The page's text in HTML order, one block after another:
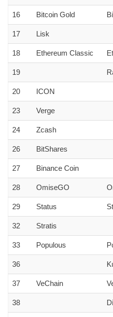
16 Bitcoin Gold
17 Lisk
18 Ethereum Classic
19
20 ICON
23 Verge
24 Zcash
26 BitShares
27 Binance Coin
28 OmiseGO
29 Status
32 Stratis
33 Populous
36
37 VeChain
38